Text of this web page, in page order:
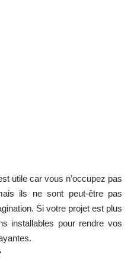
utile car vous n’occupez pas
ils ne sont peut-être pas
Si votre projet est plus
installables pour rendre vos